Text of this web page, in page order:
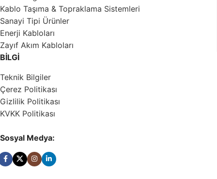
Kablo Taşıma & Topraklama Sistemleri
Sanayi Tipi Ürünler
Enerji Kabloları
Zayıf Akım Kabloları
BİLGİ
Teknik Bilgiler
Çerez Politikası
Gizlilik Politikası
KVKK Politikası
Sosyal Medya: